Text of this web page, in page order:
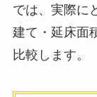
では、実際に
建て・延床面
比較します。